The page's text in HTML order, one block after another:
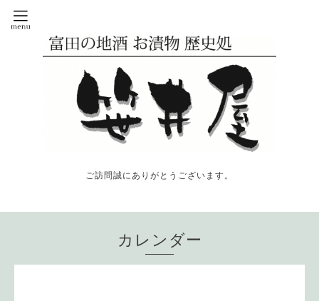
ご訪問誠にありがとうございます。
カレンダー